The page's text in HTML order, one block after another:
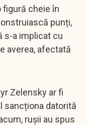
cheie în
punți,
s-a implicat cu
averea, afectată
Zelensky ar fi
sancționa datorită
rușii au spus